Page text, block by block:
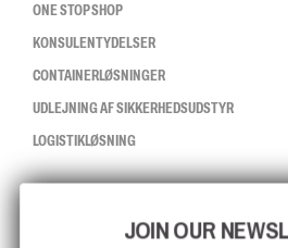
ONE STOP SHOP
KONSULENTYDELSER
CONTAINERLØSNINGER
UDLEJNING AF SIKKERHEDSUDSTYR
LOGISTIKLØSNING
ISO-CERTIFICERINGJOIN OUR